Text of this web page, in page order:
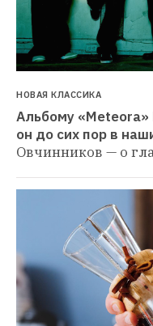
НОВАЯ КЛАССИКА
Альбому «Meteora»
он до сих пор в
Овчинников — о